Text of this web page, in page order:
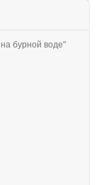
бурной воде"